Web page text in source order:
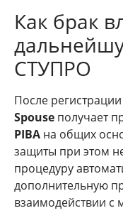
Как брак
СТУПРО
После
Spouse получает
PIBA на общих
защиты при этом
процедуру
дополнительную
взаимодействии